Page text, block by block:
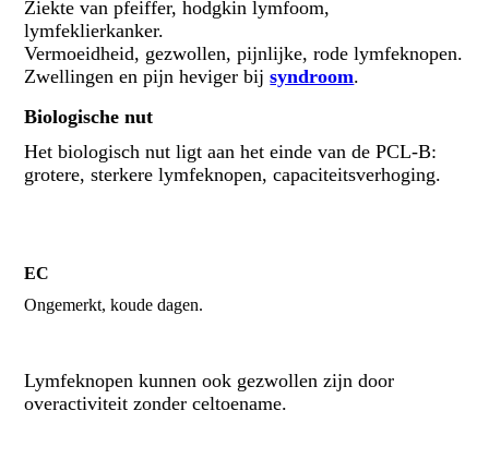
Ziekte van pfeiffer, hodgkin lymfoom,
lymfeklierkanker.
Vermoeidheid, gezwollen, pijnlijke, rode lymfeknopen.
Zwellingen en pijn heviger bijsyndroom.
Biologische nut
Het biologisch nut ligt aan het einde van de PCL-B:
grotere, sterkere lymfeknopen, capaciteitsverhoging.
EC
Ongemerkt, koude dagen.
Lymfeknopen kunnen ook gezwollen zijn door
overactiviteit zonder celtoename.